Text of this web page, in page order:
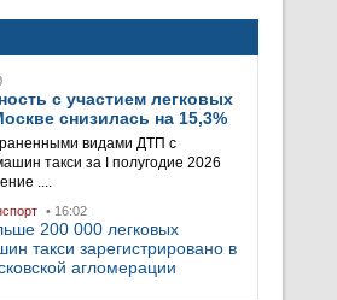
с участием легковых
снизилась на 15,3%
видами ДТП с
такси за I полугодие 2026
....
• 16:02
200 000 легковых
такси зарегистрировано в
агломерации